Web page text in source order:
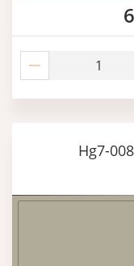
Hg7-